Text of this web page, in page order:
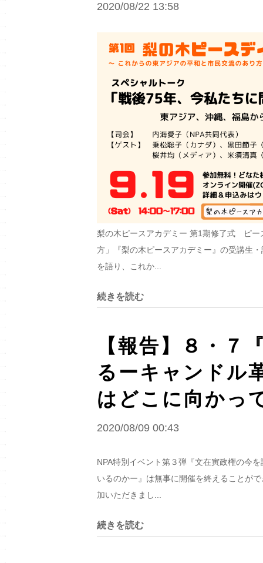
2020/08/22 13:58
梨の木ピースアカデミー 第1期修了式 ピー
方」『梨の木ピースアカデミー』の受講生
を語り、これか...
続きを読む
【報告】８・７
るーキャンドル
はどこに向かっ
2020/08/09 00:43
NPA特別イベント第３弾『文在寅政権の今
いるのかー』は無事に開催を終えることが
加いただきまし...
続きを読む